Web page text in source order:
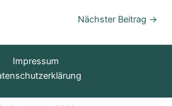
Nächster Beitrag →
Impressum